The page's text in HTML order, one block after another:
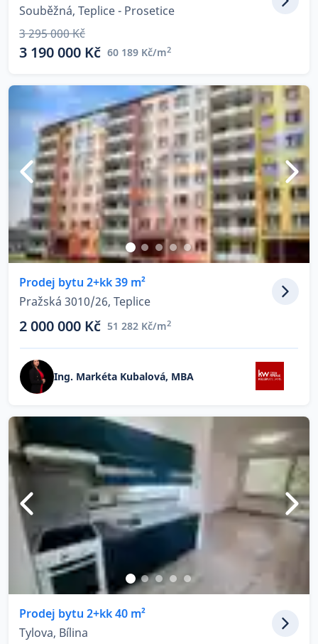
Souběžná, Teplice - Prosetice
3 295 000 Kč
3 190 000 Kč 60 189 Kč/m2
Prodej bytu 2+kk 39 m²
Pražská 3010/26, Teplice
2 000 000 Kč 51 282 Kč/m2
Ing. Markéta Kubalová, MBA
Prodej bytu 2+kk 40 m²
Tylova, Bílina